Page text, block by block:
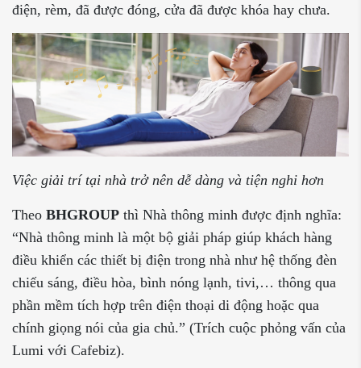
điện, rèm, đã được đóng, cửa đã được khóa hay chưa.
Việc giải trí tại nhà trở nên dễ dàng và tiện nghi hơn
Theo BHGROUP thì Nhà thông minh được định nghĩa:
“Nhà thông minh là một bộ giải pháp giúp khách hàng
điều khiển các thiết bị điện trong nhà như hệ thống đèn
chiếu sáng, điều hòa, bình nóng lạnh, tivi,… thông qua
phần mềm tích hợp trên điện thoại di động hoặc qua
chính giọng nói của gia chủ.” (Trích cuộc phỏng vấn của
Lumi với Cafebiz).